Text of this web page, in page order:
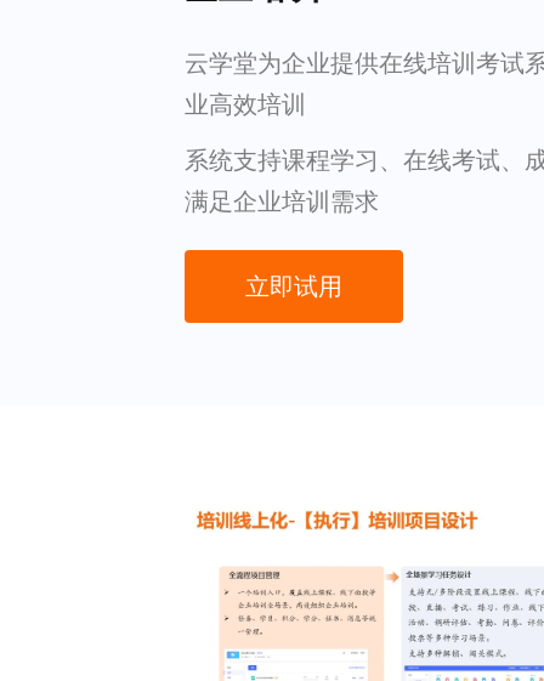
云学堂为企业提供在线培训考试
业高效培训
系统支持课程学习、在线考试、
满足企业培训需求
立即试用